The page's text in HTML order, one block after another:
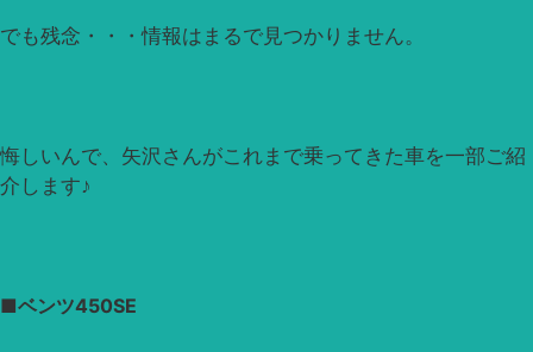
でも残念・・・情報はまるで見つかりません。
悔しいんで、矢沢さんがこれまで乗ってきた車を一部ご紹
介します♪
■ベンツ450SE